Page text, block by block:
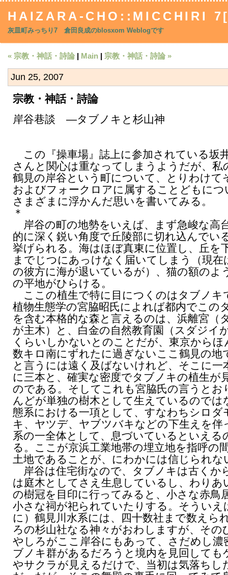
HAIZARA-CHO::MICCHIRI
灰皿町みっちり7 倉田良成のblosxom Weblogです
« 宗教・神話・詩論 | Main | 宗教・神話・詩論 »
Jun 25, 2007
宗教・神話・詩論
岸谷巷談 ―タブノキと杉山神
この『操車場』誌上に参加されている坂
さんと関心は重なってしまうようだが、私
鶴見の岸谷という町について、とりわけて
およびフォークロアに属することどもにつ
さまざまに浮かんだ思いを書いてみる。
＊
岸谷の町の地勢をいえば、まず急峻な高
的に深く鋭い角度で丘陵部に切れ込んでい
挙げられる。海はほぼ真東に位置し、丘を
までじつにあっけなく届いてしまう（現在
の彼方に海が退いているが）、猫の額のよ
の平地がひらける。
ここの植生で特に目につくのはタブノキ
植物生態学の宮脇昭氏によれば都内でこの
を含む本格的な森と言えるのは、浜離宮（
が主木）と、白金の自然教育園（スダジイ
くらいしかないとのことだが、東京からほ
数キロ南にずれたに過ぎないここ鶴見の地
と言うには遠く及ばないけれど、そこに一
に三本と、確実な密度でタブノキの植生が
のである。そしてこれも宮脇氏の言うとお
んどが単独の樹木として生えているのでは
態系における一項として、すなわちシロダ
キ、ヤツデ、ヤブツバキなどの下生えを伴
系の一全体として、息づいているといえる
る。ここが京浜工業地帯の埋立地を指呼の
土地であることが、にわかには信じられな
岸谷は住宅街なので、タブノキは古くか
は庭木としてさえ生息しているし、わりあ
の樹冠を目印に行ってみると、小さな赤鳥
小さな祠が祀られていたりする。そういえ
に）鶴見川水系には、四十数社まで数えら
ろの杉山社なる神々がおわしますが、その
やしろがここ岸谷にもあって、さだめし濃
ブノキ群があるだろうと境内を見回しても
やサクラが見えるだけで、当初は気落ちし